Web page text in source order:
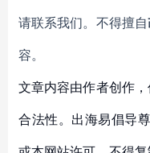
请联系我们。不得擅自
容。
文章内容由作者创作
合法性。出海易倡导